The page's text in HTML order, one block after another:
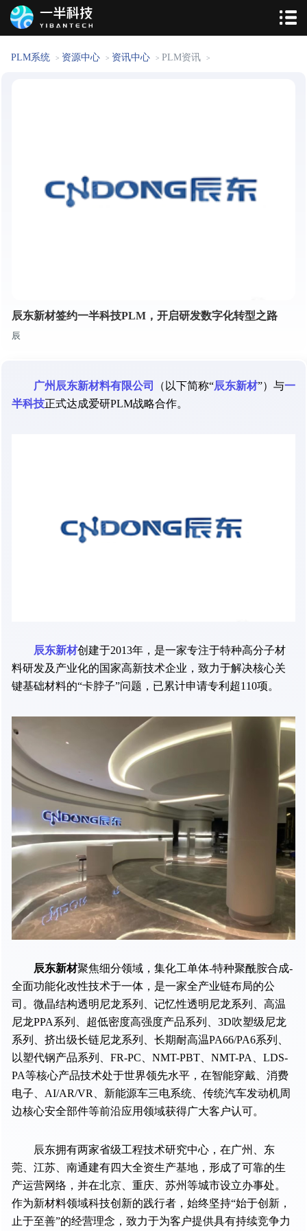
PLM系统 > 资源中心 > 资讯中心 > PLM资讯 >
辰东新材签约一半科技PLM，开启研发数字化转型之路
辰
广州辰东新材料有限公司 （以下简称“辰东新材”）与一
半科技正式达成爱研PLM战略合作。
辰东新材创建于2013年，是一家专注于特种高分子材
料研发及产业化的国家高新技术企业，致力于解决核心关
键基础材料的“卡脖子”问题，已累计申请专利超110项。
辰东新材聚焦细分领域，集化工单体-特种聚酰胺合成-
全面功能化改性技术于一体，是一家全产业链布局的公
司。微晶结构透明尼龙系列、记忆性透明尼龙系列、高温
尼龙PPA系列、超低密度高强度产品系列、3D吹塑级尼龙
系列、挤出级长链尼龙系列、长期耐高温PA66/PA6系列、
以塑代钢产品系列、FR-PC、NMT-PBT、NMT-PA、LDS-
PA等核心产品技术处于世界领先水平，在智能穿戴、消费
电子、AI/AR/VR、新能源车三电系统、传统汽车发动机周
边核心安全部件等前沿应用领域获得广大客户认可。
辰东拥有两家省级工程技术研究中心，在广州、东
莞、江苏、南通建有四大全资生产基地，形成了可靠的生
产运营网络，并在北京、重庆、苏州等城市设立办事处。
作为新材料领域科技创新的践行者，始终坚持“始于创新，
止于至善”的经营理念，致力于为客户提供具有持续竞争力